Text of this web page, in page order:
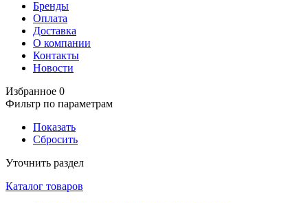
Бренды
Оплата
Доставка
О компании
Контакты
Новости
Избранное 0
Фильтр по параметрам
Показать
Сбросить
Уточнить раздел
Каталог товаров